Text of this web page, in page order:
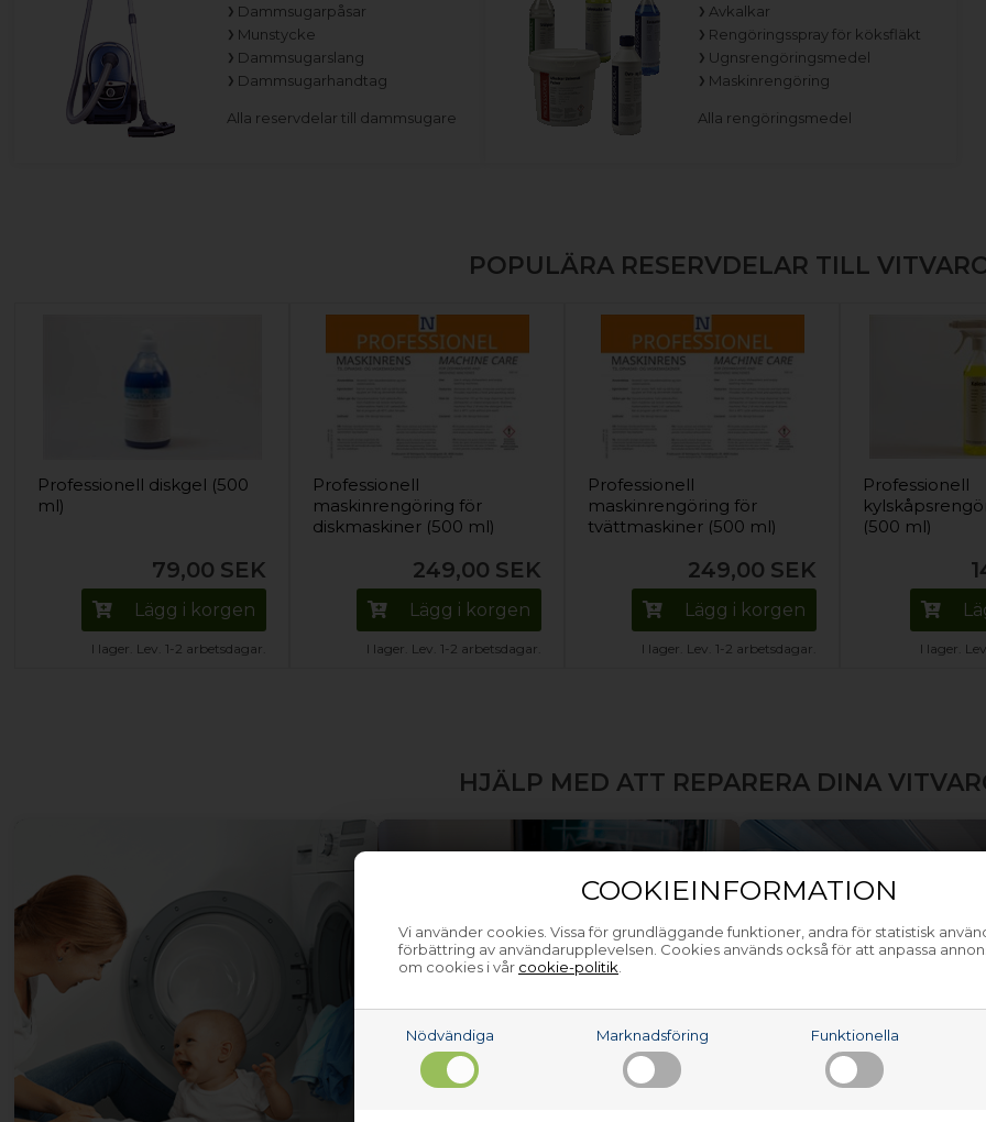
COOKIEINFORMATION
Vi använder cookies. Vissa för grundläggande funktioner, andra för statistisk
förbättring av användarupplevelsen. Cookies används också för att anpassa
om cookies i vår cookie-politik
Nödvändiga Marknadsföring Funktionella
Dammsugarpåsar
Munstycke
Dammsugarslang
Dammsugarhandtag
Alla reservdelar till dammsugare
Avkalkar
Rengöringsspray för köksfläkt
Ugnsrengöringsmedel
Maskinrengöring
Alla rengöringsmedel
POPULÄRA RESERVDELAR TILL
Professionell diskgel (500
ml)
79,00 SEK
Lägg i korgen
I lager. Lev. 1-2 arbetsdagar.
Professionell
maskinrengöring för
diskmaskiner (500 ml)
249,00 SEK
Lägg i korgen
I lager. Lev. 1-2 arbetsdagar.
Professionell
maskinrengöring för
tvättmaskiner (500 ml)
249,00 SEK
Lägg i korgen
I lager. Lev. 1-2 arbetsdagar.
Professionell
(500 ml)
I lager.
HJÄLP MED ATT REPARERA DINA